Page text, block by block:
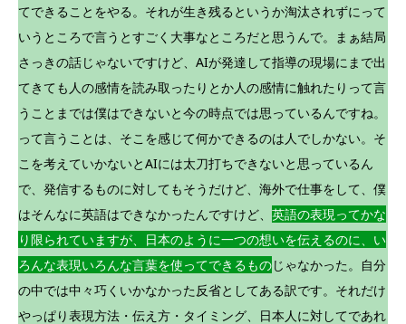
てできることをやる。それが生き残るというか淘汰されずにって
いうところで言うとすごく大事なところだと思うんで。まぁ結局
さっきの話じゃないですけど、AIが発達して指導の現場にまで出
てきても人の感情を読み取ったりとか人の感情に触れたりって言
うことまでは僕はできないと今の時点では思っているんですね。
って言うことは、そこを感じて何かできるのは人でしかない。そ
こを考えていかないとAIには太刀打ちできないと思っているん
で、発信するものに対してもそうだけど、海外で仕事をして、僕
はそんなに英語はできなかったんですけど、 英語の表現ってかな
り限られていますが、日本のように一つの想いを伝えるのに、い
ろんな表現いろんな言葉を使ってできるものじゃなかった。自分
の中では中々巧くいかなかった反省としてある訳です。それだけ
やっぱり表現方法・伝え方・タイミング、日本人に対してであれ